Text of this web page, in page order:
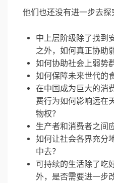
他们也还没有进一步去探
中上层阶级除了找到
之外，如何真正协助
如何协助社会上弱势
如何保障未来世代的
在中国成为巨大的消
费行为如何影响远在
物权？
生产者和消费者之间
如何让社会各界充分
中去？
可持续的生活除了吃
外，是否需要进一步